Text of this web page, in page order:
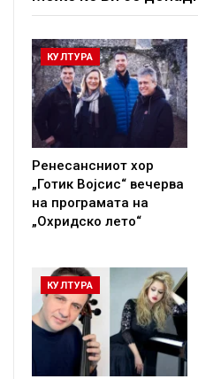
КУЛТУРА
Ренесансниот хор
„Готик Војсис“ вечерва
на програмата на
„Охридско лето“
КУЛТУРА